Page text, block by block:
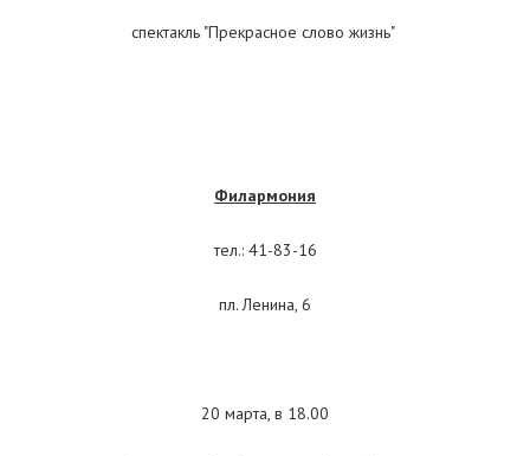
спектакль "Прекрасное слово жизнь"
Филармония
тел.: 41-83-16
пл. Ленина, 6
20 марта, в 18.00